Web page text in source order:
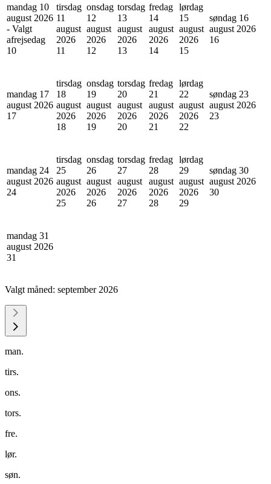
mandag 10
august 2026
- Valgt
afrejsedag
10
tirsdag
11
august
2026
11
onsdag
12
august
2026
12
torsdag
13
august
2026
13
fredag
14
august
2026
14
lørdag
15
august
2026
15
søndag 16
august 2026
16
mandag 17
august 2026
17
tirsdag
18
august
2026
18
onsdag
19
august
2026
19
torsdag
20
august
2026
20
fredag
21
august
2026
21
lørdag
22
august
2026
22
søndag 23
august 2026
23
mandag 24
august 2026
24
tirsdag
25
august
2026
25
onsdag
26
august
2026
26
torsdag
27
august
2026
27
fredag
28
august
2026
28
lørdag
29
august
2026
29
søndag 30
august 2026
30
mandag 31
august 2026
31
Valgt måned: september 2026
man.
tirs.
ons.
tors.
fre.
lør.
søn.